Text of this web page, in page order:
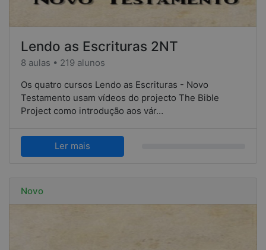
Lendo as Escrituras 2NT
8 aulas • 219 alunos
Os quatro cursos Lendo as Escrituras - Novo
Testamento usam vídeos do projecto The Bible
Project como introdução aos vár…
Ler mais
Novo